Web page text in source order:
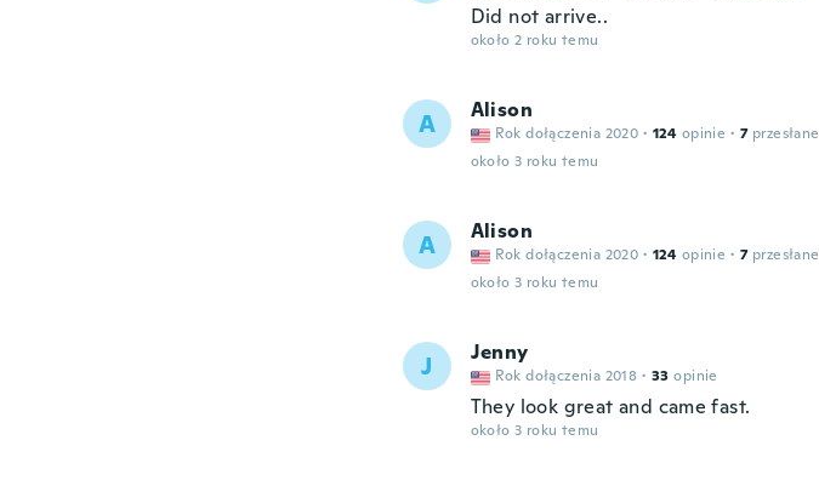
Did not arrive..
około 2 roku temu
A Alison
Rok dołączenia 2020 · 124 opinie · 7 przesłane
około 3 roku temu
A Alison
Rok dołączenia 2020 · 124 opinie · 7 przesłane
około 3 roku temu
J Jenny
Rok dołączenia 2018 · 33 opinie
They look great and came fast.
około 3 roku temu